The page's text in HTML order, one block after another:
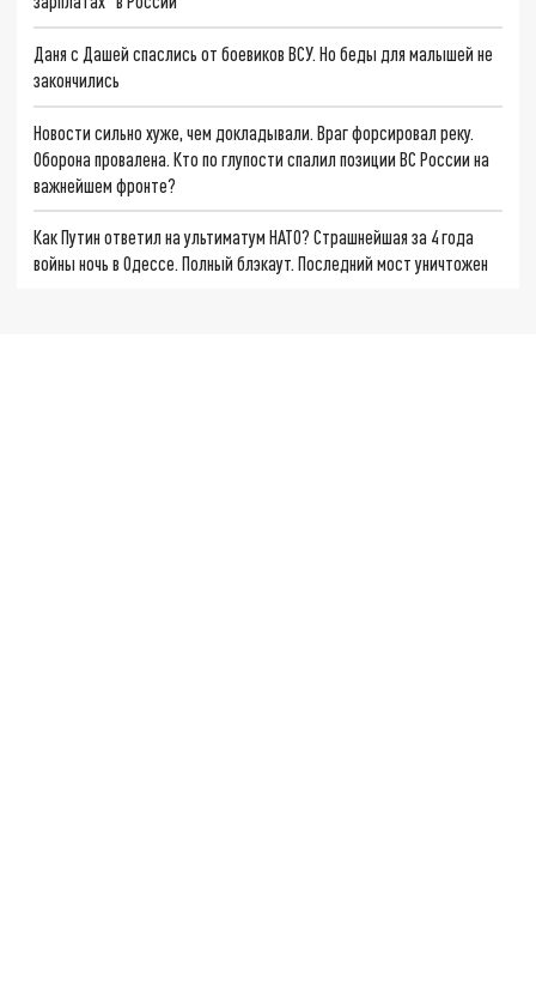
Даня с Дашей спаслись от боевиков ВСУ. Но беды для малышей не
закончились
Новости сильно хуже, чем докладывали. Враг форсировал реку.
Оборона провалена. Кто по глупости спалил позиции ВС России на
важнейшем фронте?
Как Путин ответил на ультиматум НАТО? Страшнейшая за 4 года
войны ночь в Одессе. Полный блэкаут. Последний мост уничтожен